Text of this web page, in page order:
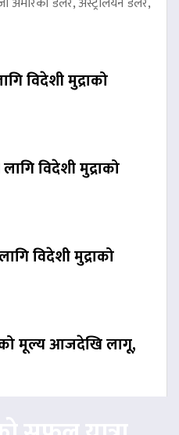
विदेशी मुद्राको
विदेशी मुद्राको
विदेशी मुद्राको
मूल्य आजदेखि लागू,